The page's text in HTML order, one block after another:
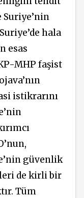
Suriye’nin
hala
esas
MHP faşist
istikrarını
güvenlik
de kirli bir
Tüm